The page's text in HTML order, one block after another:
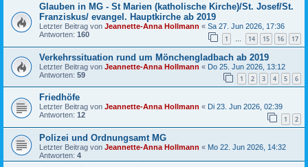
Glauben in MG - St Marien (katholische Kirche)/St. Josef/St.
Franziskus/ evangel. Hauptkirche ab 2019
Letzter Beitrag von Jeannette-Anna Hollmann « Sa 27. Jun 2026, 17:36
Antworten: 160 1 … 14 15 16 17
Verkehrssituation rund um Mönchengladbach ab 2019
Letzter Beitrag von Jeannette-Anna Hollmann « Do 25. Jun 2026, 13:12
Antworten: 59 1 2 3 4 5 6
Friedhöfe
Letzter Beitrag von Jeannette-Anna Hollmann « Di 23. Jun 2026, 02:39
Antworten: 12 1 2
Polizei und Ordnungsamt MG
Letzter Beitrag von Jeannette-Anna Hollmann « Mo 22. Jun 2026, 14:32
Antworten: 4